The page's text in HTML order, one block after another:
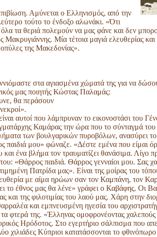
Αμύνεται ο Ελληνισμός, από την
τούτο το ένδοξο αλωνάκι. «Ότι
τα θεριά πολεμούν να μας φάνε και δεν
Μία τέτοια μαγιά ελευθερίας
της Μακεδονίας».
στα αγιασμένα χώματά της για να
μας ποιητής Κώστας Παλαμάς:
θα περάσουν
αυτοί που λάμπρυναν το εικονοστάσι του
Καμάρας την ώρα που το σύνταγμά
των βουλγαρικών πυροβόλων, ανασύρει το
παιδιά μου» φώναζε. «Δέστε εμένα που είμαι
ένα βλήμα τον τραυματίζει θανάσιμα. Λίγο
του: «Θάρρος παιδιά. Θάρρος γενναίοι μου. Σας
Πατρίδα μας». Είναι της μοίρας του τόπου
με αίμα ηρώων σαν τον Καμπάνη, τον
το έθνος μας θα λένε» γράφει ο Καβάφης. Οι
και της φιλοτιμίας του λαού μας. Χάρη στην
και εμπνευσμένη ηγεσία του
φτερά της. «Έλληνας ομοφρονέοντας χαλεπούς
Ηρόδοτος. Στο εγερτήριο σάλπισμα που
χιλιάδες Κύπριοι κατατάσσονται το